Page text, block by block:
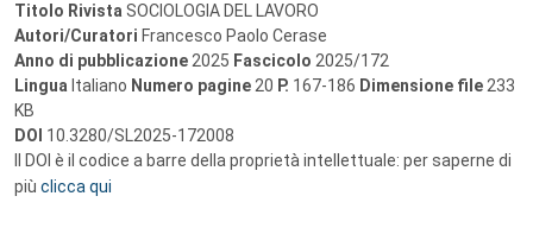
Titolo Rivista SOCIOLOGIA DEL LAVORO
Autori/Curatori Francesco Paolo Cerase
Anno di pubblicazione 2025 Fascicolo 2025/172
Lingua Italiano Numero pagine 20 P. 167-186 Dimensione file 233
KB
DOI 10.3280/SL2025-172008
Il DOI è il codice a barre della proprietà intellettuale: per saperne di
più clicca qui